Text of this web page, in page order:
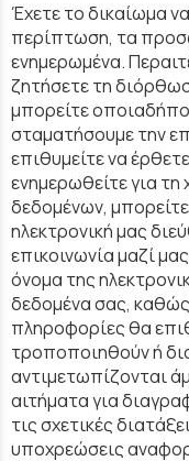
Έχετε το δικαίωμα
περίπτωση, τα
ενημερωμένα.
ζητήσετε τη
μπορείτε
σταματήσουμε την
επιθυμείτε να
ενημερωθείτε για
δεδομένων,
ηλεκτρονική μας
επικοινωνία μαζί
όνομα της
δεδομένα σας, καθώς
πληροφορίες θα
τροποποιηθούν ή
αντιμετωπίζονται
αιτήματα για
τις σχετικές
υποχρεώσεις